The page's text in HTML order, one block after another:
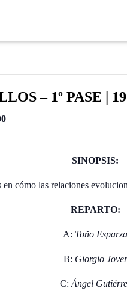
– 1º PASE |
SINOPSIS:
cómo las relaciones
REPARTO:
A: Toño Esparza
B: Giorgio Jover
C: Ángel